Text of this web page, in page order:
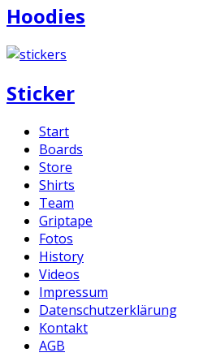
Hoodies
Sticker
Start
Boards
Store
Shirts
Team
Griptape
Fotos
History
Videos
Impressum
Datenschutzerklärung
Kontakt
AGB